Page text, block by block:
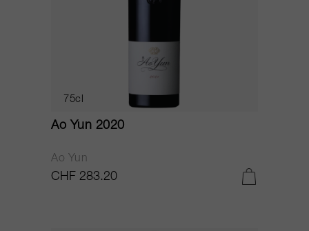
75cl
Ao Yun 2020
Ao Yun
CHF 283.20